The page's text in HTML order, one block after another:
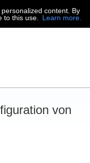
content. By
to this use.
Learn more.
von